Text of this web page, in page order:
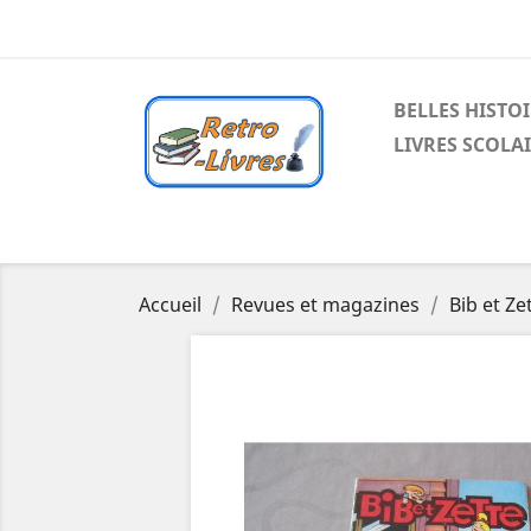
BELLES
LIVRES
Accueil Revues et magazines Bib et